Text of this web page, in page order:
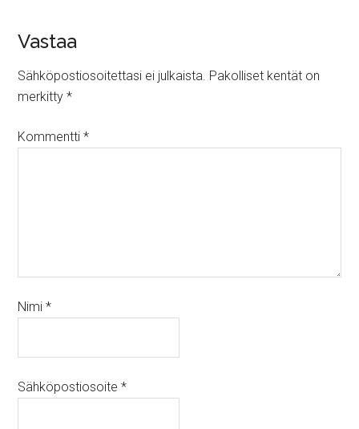
Vastaa
Sähköpostiosoitettasi ei julkaista. Pakolliset kentät on
merkitty*
Kommentti*
Nimi*
Sähköpostiosoite*